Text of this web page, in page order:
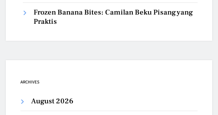
Frozen Banana Bites: Camilan Beku Pisang yang
Praktis
ARCHIVES
August 2026